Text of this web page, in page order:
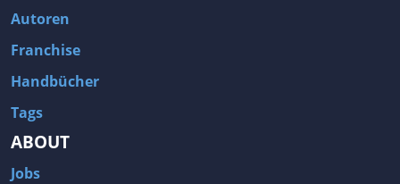
Autoren
Franchise
Handbücher
Tags
ABOUT
Jobs